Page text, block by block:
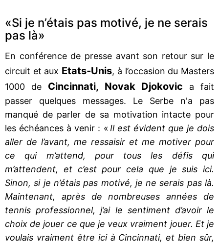
«Si je n’étais pas motivé, je ne serais
pas là»
En conférence de presse avant son retour sur le
circuit et aux Etats‐Unis, à l’occasion du Masters
1000 de Cincinnati, Novak Djokovic a fait
passer quelques messages. Le Serbe n'a pas
manqué de parler de sa motivation intacte pour
les échéances à venir : « Il est évident que je dois
aller de l’avant, me ressaisir et me motiver pour
ce qui m’attend, pour tous les défis qui
m’attendent, et c’est pour cela que je suis ici.
Sinon, si je n’étais pas motivé, je ne serais pas là.
Maintenant, après de nombreuses années de
tennis professionnel, j’ai le sentiment d’avoir le
choix de jouer ce que je veux vraiment jouer. Et je
voulais vraiment être ici à Cincinnati, et bien sûr,